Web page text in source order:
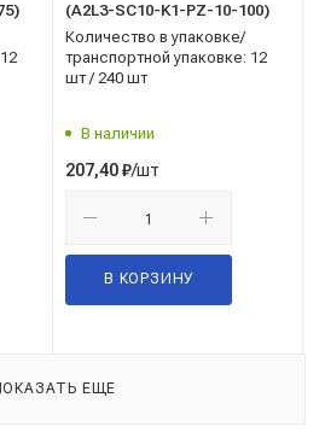
(A2L3-SC10-K1-PZ-10-100)
Количество в упаковке/
транспортной упаковке: 12
шт / 240 шт
В наличии
207,40₽/шт
В КОРЗИНУ
ЕЩЕ